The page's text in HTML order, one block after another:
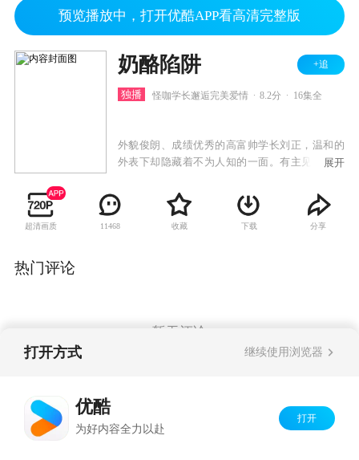
预览播放中，打开优酷APP看高清完整版
奶酪陷阱 +追
独播 怪咖学长邂逅完美爱情 8.2分 16集全
外貌俊朗、成绩优秀的高富帅学长刘正，温和的
外表下却隐藏着不为人知的一面。有主见、成绩
相助才得以继续自己的学业，尽管觉得刘正为人
有些奇怪，但两人最终还是稀里糊涂交往了，从
而上演了矛盾和各种浪漫又颇具神秘色彩的校园
展开
超清画质 11468 收藏 下载 分享
热门评论
暂无评论
打开方式 继续使用浏览器
优酷
为好内容全力以赴
打开